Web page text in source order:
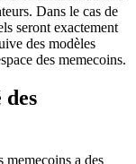
Dans le cas de
seront exactement
des modèles
des memecoins.
memecoins a des